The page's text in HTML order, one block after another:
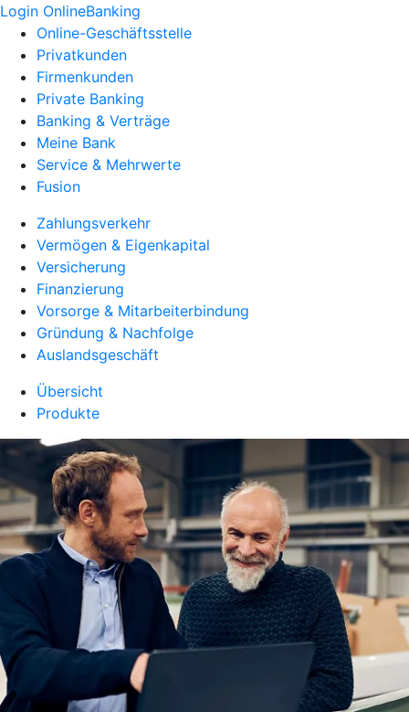
Login OnlineBanking
Online-Geschäftsstelle
Privatkunden
Firmenkunden
Private Banking
Banking & Verträge
Meine Bank
Service & Mehrwerte
Fusion
Zahlungsverkehr
Vermögen & Eigenkapital
Versicherung
Finanzierung
Vorsorge & Mitarbeiterbindung
Gründung & Nachfolge
Auslandsgeschäft
Übersicht
Produkte